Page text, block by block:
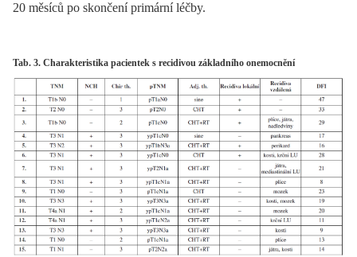
20 měsíců po skončení primární léčby.
Tab. 3. Charakteristika pacientek s recidivou základního onemocnění